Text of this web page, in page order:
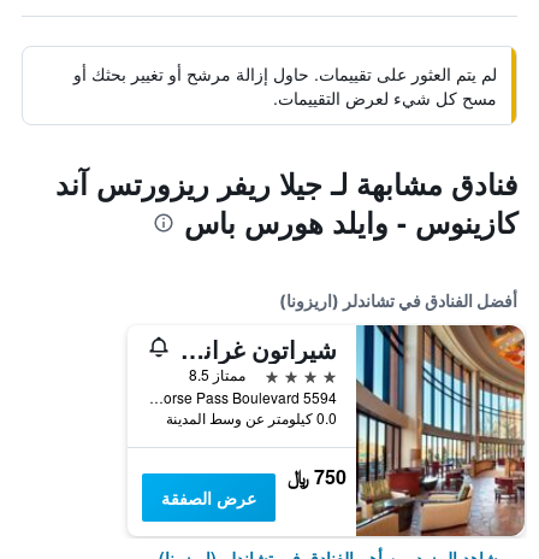
لم يتم العثور على تقييمات. حاول إزالة مرشح أو تغيير بحثك أو
مسح كل شيء لعرض التقييمات.
فنادق مشابهة لـ جيلا ريفر ريزورتس آند
كازينوس - وايلد هورس باس
أفضل الفنادق في تشاندلر (اريزونا)
شيراتون غراند آت وايلد هورس باس
4 نجوم
ممتاز 8.5
5594 West Wild Horse Pass Boulevard, تشاندلر (اريزونا), AZ, الولايات المتحدة الأميريكية
0.0 كيلومتر عن وسط المدينة
750 ﷼
عرض الصفقة